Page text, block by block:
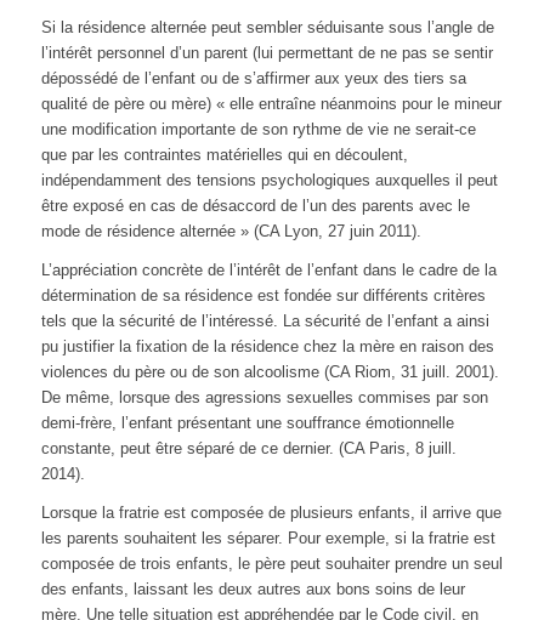
Si la résidence alternée peut sembler séduisante sous l’angle de
l’intérêt personnel d’un parent (lui permettant de ne pas se sentir
dépossédé de l’enfant ou de s’affirmer aux yeux des tiers sa
qualité de père ou mère) « elle entraîne néanmoins pour le mineur
une modification importante de son rythme de vie ne serait-ce
que par les contraintes matérielles qui en découlent,
indépendamment des tensions psychologiques auxquelles il peut
être exposé en cas de désaccord de l’un des parents avec le
mode de résidence alternée » (CA Lyon, 27 juin 2011).
L’appréciation concrète de l’intérêt de l’enfant dans le cadre de la
détermination de sa résidence est fondée sur différents critères
tels que la sécurité de l’intéressé. La sécurité de l’enfant a ainsi
pu justifier la fixation de la résidence chez la mère en raison des
violences du père ou de son alcoolisme (CA Riom, 31 juill. 2001).
De même, lorsque des agressions sexuelles commises par son
demi-frère, l’enfant présentant une souffrance émotionnelle
constante, peut être séparé de ce dernier. (CA Paris, 8 juill.
2014).
Lorsque la fratrie est composée de plusieurs enfants, il arrive que
les parents souhaitent les séparer. Pour exemple, si la fratrie est
composée de trois enfants, le père peut souhaiter prendre un seul
des enfants, laissant les deux autres aux bons soins de leur
mère. Une telle situation est appréhendée par le Code civil, en